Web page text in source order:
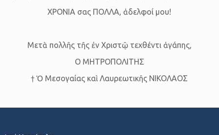
ΧΡΟΝΙΑ σας ΠΟΛΛΑ, ἀδελφοί μου!
Μετὰ πολλῆς τῆς ἐν Χριστῷ τεχθέντι ἀγάπης,
Ο ΜΗΤΡΟΠΟΛΙΤΗΣ
† Ὁ Μεσογαίας καὶ Λαυρεωτικῆς ΝΙΚΟΛΑΟΣ